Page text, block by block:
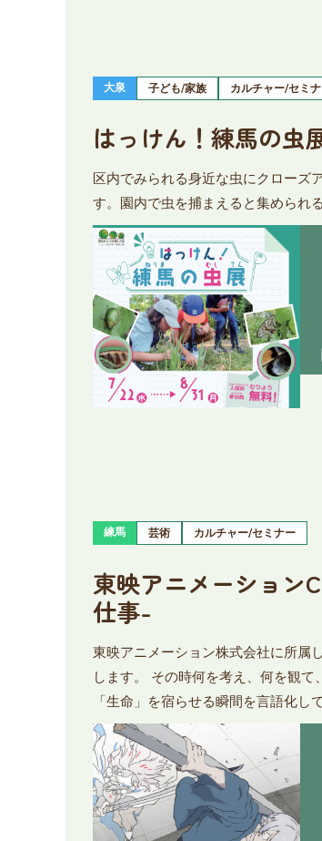
大泉 子ども/家族 カルチャー/セミ
はっけん！練馬の虫
区内でみられる身近な虫にクローズ
す。園内で虫を捕まえると集められ
練馬 芸術 カルチャー/セミナー
東映アニメーション
仕事-
東映アニメーション株式会社に所属
します。 その時何を考え、何を観
「生命」を宿らせる瞬間を言語化し